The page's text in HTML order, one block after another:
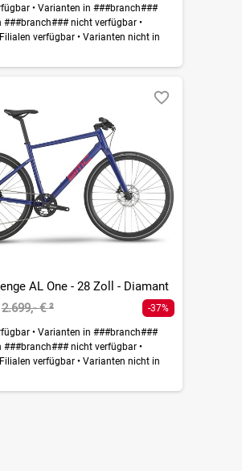
•Varianten in ###branch###
###branch### nicht verfügbar •
verfügbar •Varianten nicht in
AL One - 28 Zoll - Diamant
2.699,- €² -37%
•Varianten in ###branch###
###branch### nicht verfügbar •
verfügbar •Varianten nicht in